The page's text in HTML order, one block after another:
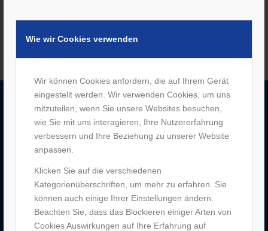
Wie wir Cookies verwenden
Wir können Cookies anfordern, die auf Ihrem Gerät
eingestellt werden. Wir verwenden Cookies, um uns
mitzuteilen, wenn Sie unsere Websites besuchen,
wie Sie mit uns interagieren, Ihre Nutzererfahrung
verbessern und Ihre Beziehung zu unserer Website
anpassen.
Klicken Sie auf die verschiedenen
Kategorienüberschriften, um mehr zu erfahren. Sie
können auch einige Ihrer Einstellungen ändern.
Beachten Sie, dass das Blockieren einiger Arten von
Cookies Auswirkungen auf Ihre Erfahrung auf
UNTERNEHMEN
Jobs
Historie
Partner
Bergen Enkheim
Neu-Isenburg
Sachsenhausen
Hanau